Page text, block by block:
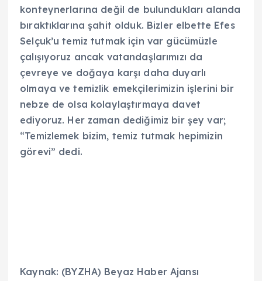
konteynerlarına değil de bulundukları alanda
bıraktıklarına şahit olduk. Bizler elbette Efes
Selçuk’u temiz tutmak için var gücümüzle
çalışıyoruz ancak vatandaşlarımızı da
çevreye ve doğaya karşı daha duyarlı
olmaya ve temizlik emekçilerimizin işlerini bir
nebze de olsa kolaylaştırmaya davet
ediyoruz. Her zaman dediğimiz bir şey var;
“Temizlemek bizim, temiz tutmak hepimizin
görevi” dedi.
Kaynak: (BYZHA) Beyaz Haber Ajansı